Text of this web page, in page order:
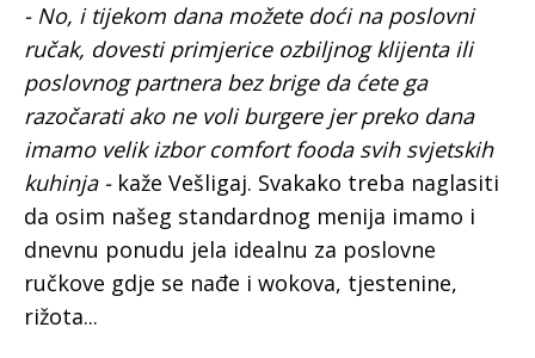
- No, i tijekom dana možete doći na poslovni
ručak, dovesti primjerice ozbiljnog klijenta ili
poslovnog partnera bez brige da ćete ga
razočarati ako ne voli burgere jer preko dana
imamo velik izbor comfort fooda svih svjetskih
kuhinja -kaže Vešligaj. Svakako treba naglasiti
da osim našeg standardnog menija imamo i
dnevnu ponudu jela idealnu za poslovne
ručkove gdje se nađe i wokova, tjestenine,
rižota...